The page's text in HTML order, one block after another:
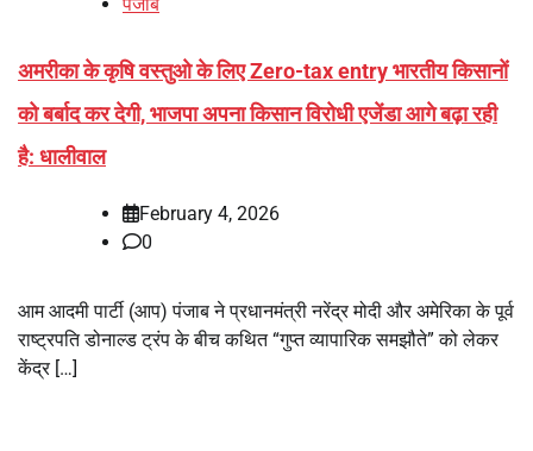
अमरीका के कृषि वस्तुओ के लिए Zero-tax entry भारतीय किसानों
को बर्बाद कर देगी, भाजपा अपना किसान विरोधी एजेंडा आगे बढ़ा रही
है: धालीवाल
February 4, 2026
0
आम आदमी पार्टी (आप) पंजाब ने प्रधानमंत्री नरेंद्र मोदी और अमेरिका के पूर्व
राष्ट्रपति डोनाल्ड ट्रंप के बीच कथित “गुप्त व्यापारिक समझौते” को लेकर
केंद्र […]